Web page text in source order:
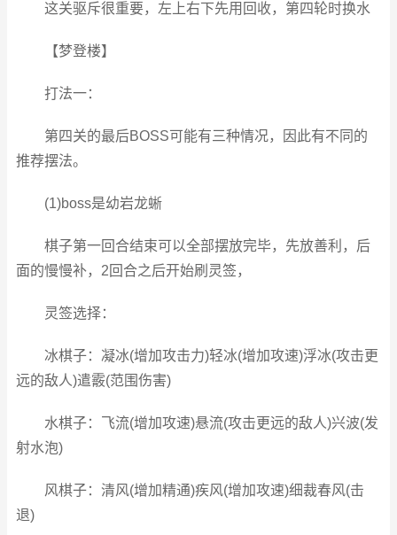
这关驱斥很重要，左上右下先用回收，第四轮时换水
【梦登楼】
打法一：
第四关的最后BOSS可能有三种情况，因此有不同的
推荐摆法。
(1)boss是幼岩龙蜥
棋子第一回合结束可以全部摆放完毕，先放善利，后
面的慢慢补，2回合之后开始刷灵签，
灵签选择：
冰棋子：凝冰(增加攻击力)轻冰(增加攻速)浮冰(攻击更
远的敌人)遣霰(范围伤害)
水棋子：飞流(增加攻速)悬流(攻击更远的敌人)兴波(发
射水泡)
风棋子：清风(增加精通)疾风(增加攻速)细裁春风(击
退)